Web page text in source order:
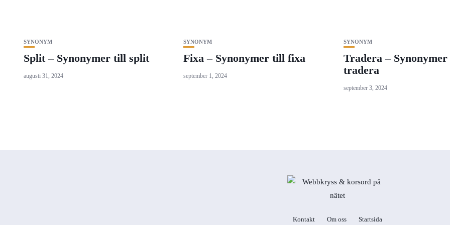
SYNONYM
Split – Synonymer till split
augusti 31, 2024
SYNONYM
Fixa – Synonymer till fixa
september 1, 2024
SYNONYM
Tradera –
tradera
september 3, 2024
Kontakt Om oss Startsida